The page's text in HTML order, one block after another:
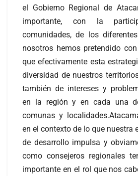
el Gobierno Regional de
importante, con la
comunidades, de los
nosotros hemos pretendido
que efectivamente esta
diversidad de nuestros
también de intereses y
en la región y en cada una
comunas y
en el contexto de lo que nuestra
de desarrollo impulsa y
como consejeros regionales
importante en el rol que nos